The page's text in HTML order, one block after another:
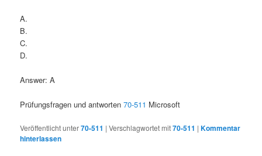
A.
B.
C.
D.
Answer: A
Prüfungsfragen und antworten70-511 Microsoft
Veröffentlicht unter70-511 |Verschlagwortet mit70-511 |Kommentar
hinterlassen